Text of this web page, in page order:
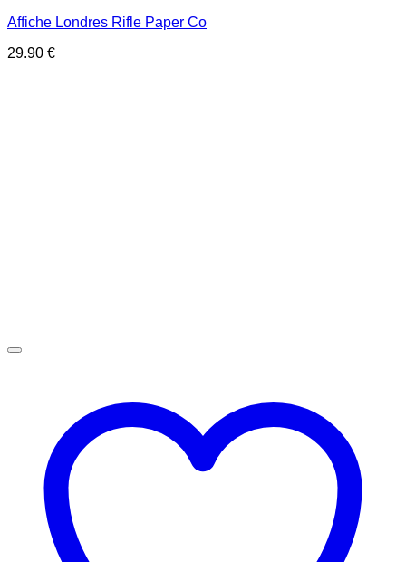
Affiche Londres Rifle Paper Co
29.90 €